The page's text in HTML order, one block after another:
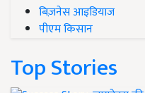
बिज़नेस आइडियाज
पीएम किसान
Top Stories